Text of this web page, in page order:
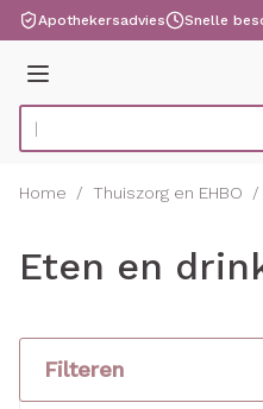
Ga naar de inhoud
Apothekersadvies Snelle
Menu
Product, merk, categorie...
Home / Thuiszorg en EHBO /
Eten en
Filteren